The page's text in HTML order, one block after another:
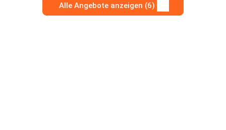
Alle Angebote anzeigen (6)